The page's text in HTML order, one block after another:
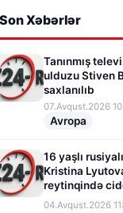
Xəbərlər
Tanınmış
ulduzu Stiven
saxlanılıb
07.Avqust.2026
Avropa
16 yaşlı
Kristina
reytinqində
irəliləyişə imza
04.Avqust.2026